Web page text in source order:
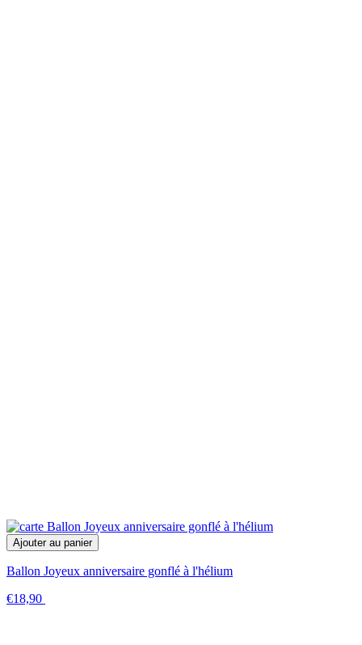
Ajouter au panier
Ballon Joyeux anniversaire gonflé à l'hélium
€18,90